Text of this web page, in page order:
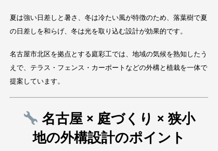
夏は強い日差しと暑さ、冬は冷たい風が特徴のため、落葉樹で夏
の日差しを和らげ、冬は光を取り込む設計が効果的です。
名古屋市北区を拠点とする庭彩工では、地域の気候を熟知したう
えで、テラス・フェンス・カーポートなどの外構と植栽を一体で
提案しています。
名古屋 × 庭づくり × 狭小
地の外構設計のポイント